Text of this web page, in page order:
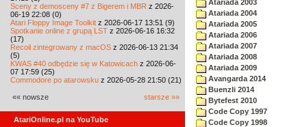
Sceny z demosceny #7 z Bigerem i MBR z 2026-
06-19 22:08 (0)
Atari Floppy Image Toolkit z 2026-06-17 13:51 (9)
Spotkanie online z grupą LST z 2026-06-16 16:32
(17)
Recoil zintegrowany z macOS z 2026-06-13 21:34
(5)
KWAS #40 odbędzie się w Katowicach z 2026-06-
07 17:59 (25)
Commodore po atarowsku z 2026-05-28 21:50 (21)
«« nowsze starsze »»
AtariOnline.pl na YouTube
Atariada 2003
Atariada 2004
Atariada 2005
Atariada 2006
Atariada 2007
Atariada 2008
Atariada 2009
Avangarda 2014
Buenzli 2014
Bytefest 2010
Code Copy 1997
Code Copy 1998